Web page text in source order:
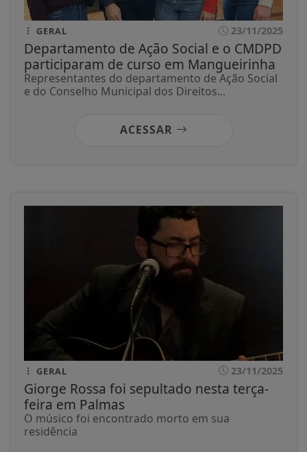
GERAL 23/11/2025
Departamento de Ação Social e o CMDPD
participaram de curso em Mangueirinha
Representantes do departamento de Ação Social
e do Conselho Municipal dos Direitos...
ACESSAR
GERAL 23/11/2025
Giorge Rossa foi sepultado nesta terça-
feira em Palmas
O músico foi encontrado morto em sua
residência